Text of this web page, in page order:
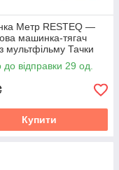
Метр RESTEQ —
машинка-тягач
мультфільму Тачки
8 см, ABS
до відправки 29 од.
Купити